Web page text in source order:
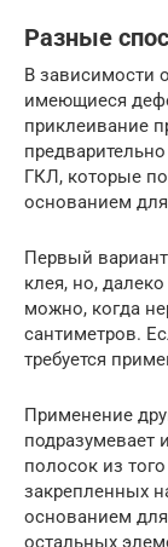
Разные
В зависимости
имеющиеся
приклеивание
ГКЛ, которые
основанием
Первый
клея, но,
можно, когда
сантиметров.
требуется
Применение
подразумевает
полосок из
закрепленных
основанием
остальных